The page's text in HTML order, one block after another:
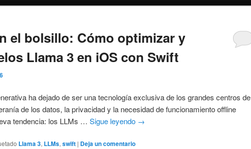
el bolsillo: Cómo optimizar y
Llama 3 en iOS con Swift
ha dejado de ser una tecnología exclusiva de los grandes centros de
de los datos, la privacidad y la necesidad de funcionamiento offline
tendencia: los LLMs …Sigue leyendo →
Llama 3, LLMs,swift | Deja un comentario